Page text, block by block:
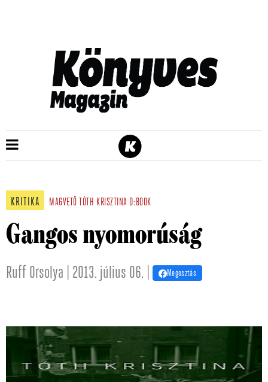
KRITIKA MAGVETŐ TÓTH KRISZTINA D:BOOK
Gangos nyomorúság
Ruff Orsolya | 2013. július 06. | Megosztás